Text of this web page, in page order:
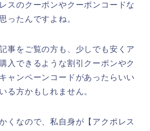
スのクーポンやクーポンコードな
ったんですよね。
事をご覧の方も、少しでも安くア
入できるような割引クーポンやク
ャンペーンコードがあったらいい
る方かもしれません。
くなので、私自身が【アクポレス